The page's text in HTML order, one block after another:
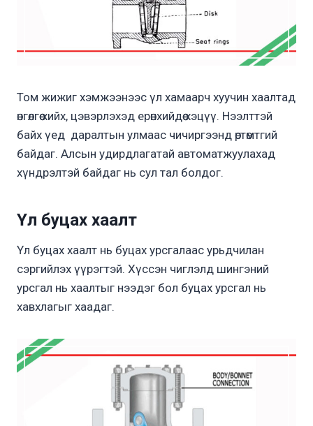
Том жижиг хэмжээнээс үл хамаарч хуучин хаалтад
өнгөлгөө хийх, цэвэрлэхэд ерөнхийдөө хэцүү. Нээлттэй
байх үед даралтын улмаас чичиргээнд өртөмтгий
байдаг. Алсын удирдлагатай автоматжуулахад
хүндрэлтэй байдаг нь сул тал болдог.
Үл буцах хаалт
Үл буцах хаалт нь буцах урсгалаас урьдчилан
сэргийлэх үүрэгтэй. Хүссэн чиглэлд шингэний
урсгал нь хаалтыг нээдэг бол буцах урсгал нь
хавхлагыг хаадаг.